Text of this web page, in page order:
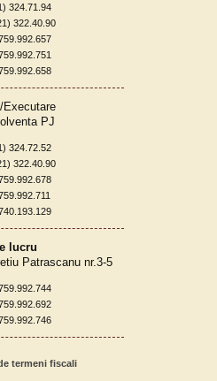
324.71.94
322.40.90
Executare
PJ
324.72.52
322.40.90
lucru
Patrascanu nr.3-5
termeni fiscali